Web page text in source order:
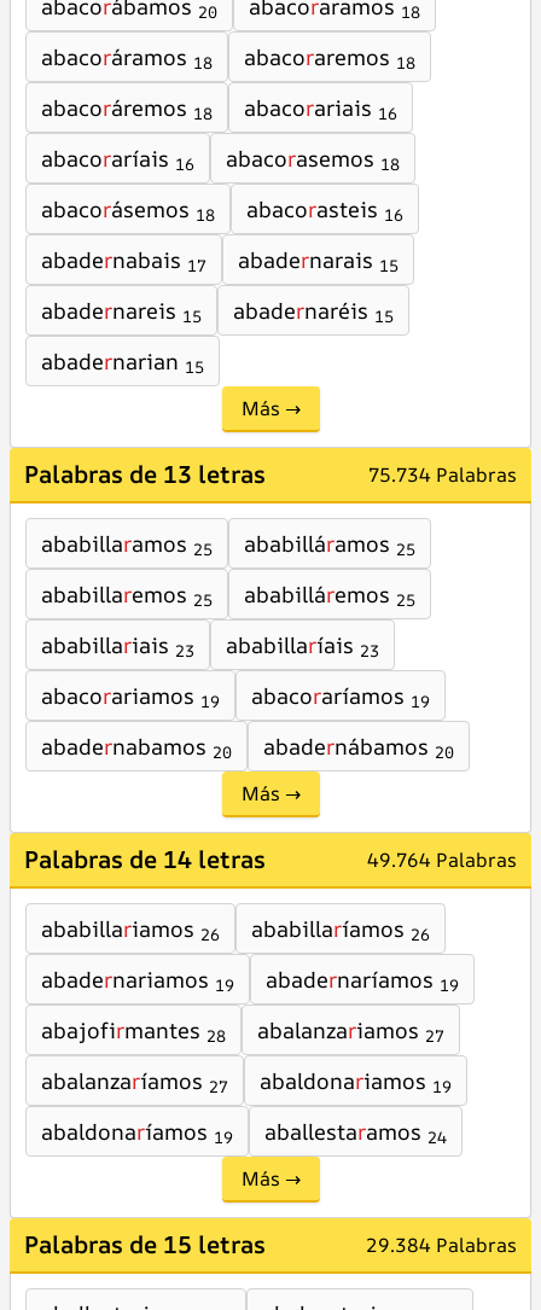
abacorábamos 20 abacoraramos 18
abacoráramos 18 abacoraremos 18
abacoráremos 18 abacorariais 16
abacoraríais 16 abacorasemos 18
abacorásemos 18 abacorasteis 16
abadernabais 17 abadernarais 15
abadernareis 15 abadernaréis 15
abadernarian 15
Más →
Palabras de 13 letras 75.734 Palabras
ababillaramos 25 ababilláramos 25
ababillaremos 25 ababilláremos 25
ababillariais 23 ababillaríais 23
abacorariamos 19 abacoraríamos 19
abadernabamos 20 abadernábamos 20
Más →
Palabras de 14 letras 49.764 Palabras
ababillariamos 26 ababillaríamos 26
abadernariamos 19 abadernaríamos 19
abajofirmantes 28 abalanzariamos 27
abalanzaríamos 27 abaldonariamos 19
abaldonaríamos 19 aballestaramos 24
Más →
Palabras de 15 letras 29.384 Palabras